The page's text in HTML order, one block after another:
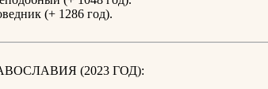
(+ 1286 год).
(2023 ГОД):